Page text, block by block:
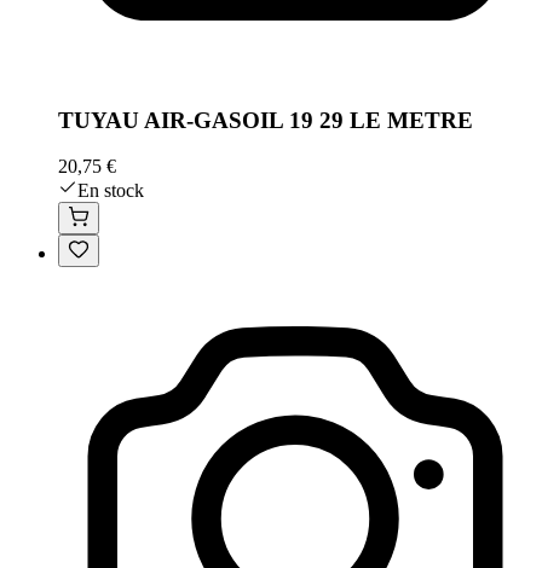
TUYAU AIR-GASOIL 19 29 LE METRE
20,75 €
En stock